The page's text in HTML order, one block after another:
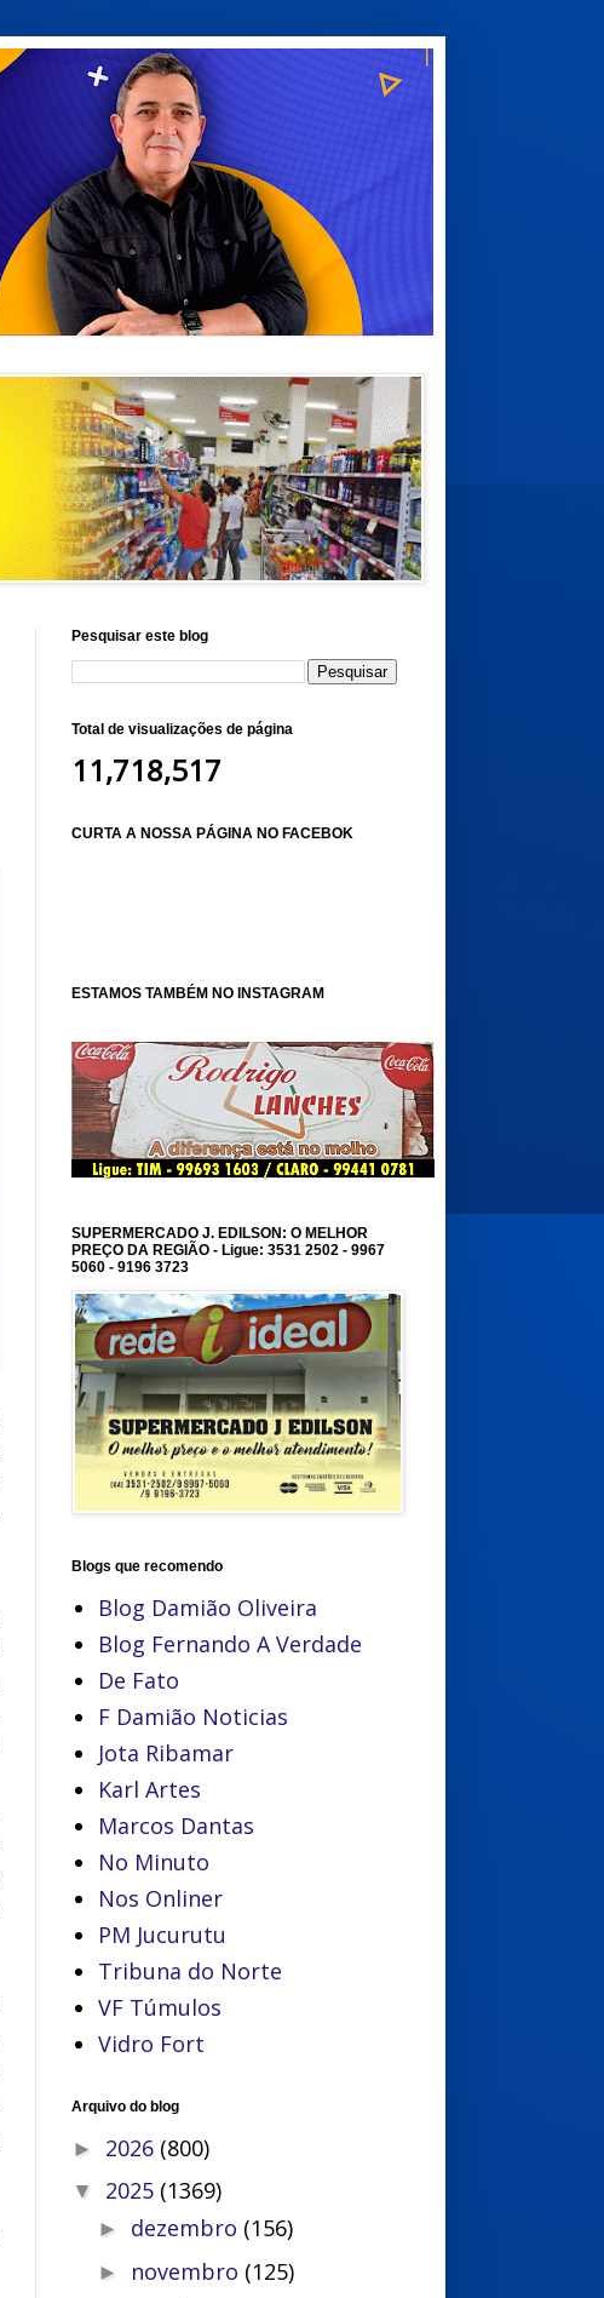
Pesquisar este blog
Total de visualizações de página
11,718,517
CURTA A NOSSA PÁGINA NO FACEBOK
ESTAMOS TAMBÉM NO INSTAGRAM
SUPERMERCADO J. EDILSON: O MELHOR
PREÇO DA REGIÃO - Ligue: 3531 2502 - 9967
5060 - 9196 3723
Blogs que recomendo
Blog Damião Oliveira
Blog Fernando A Verdade
De Fato
F Damião Noticias
Jota Ribamar
Karl Artes
Marcos Dantas
No Minuto
Nos Onliner
PM Jucurutu
Tribuna do Norte
VF Túmulos
Vidro Fort
Arquivo do blog
► 2026 (800)
▼ 2025 (1369)
► dezembro (156)
► novembro (125)